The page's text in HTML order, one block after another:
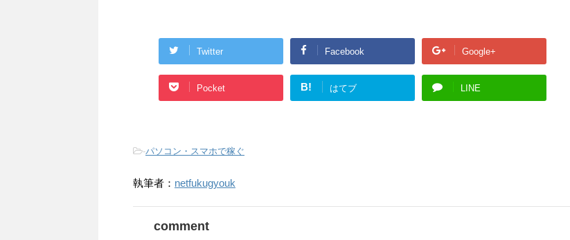
Twitter Facebook Google+
Pocket B! はてブ LINE
-パソコン・スマホで稼ぐ
執筆者： netfukugyouk
comment